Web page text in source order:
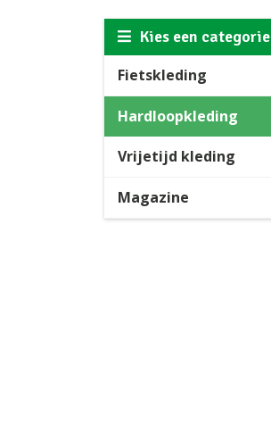
Kies een categorie
Fietskleding
Hardloopkleding
Vrijetijd kleding
Magazine